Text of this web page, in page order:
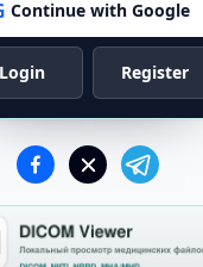
Continue with Google
Login Register